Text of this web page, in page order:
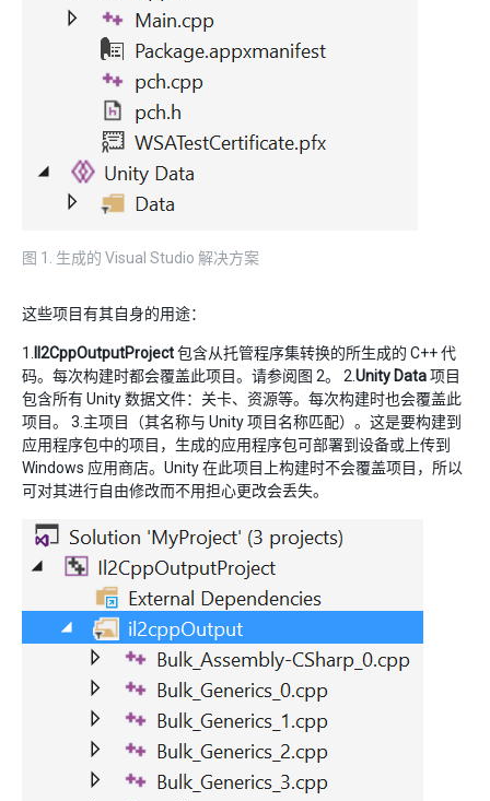
图 1. 生成的 Visual Studio 解决方案
这些项目有其自身的用途：
1. Il2CppOutputProject包含从托管程序集转换的所生成的 C++ 代
码。每次构建时都会覆盖此项目。请参阅图 2。 2. Unity Data项目
包含所有 Unity 数据文件：关卡、资源等。每次构建时也会覆盖此
项目。 3.主项目（其名称与 Unity 项目名称匹配）。这是要构建到
应用程序包中的项目，生成的应用程序包可部署到设备或上传到
Windows 应用商店。Unity 在此项目上构建时不会覆盖项目，所以
可对其进行自由修改而不用担心更改会丢失。